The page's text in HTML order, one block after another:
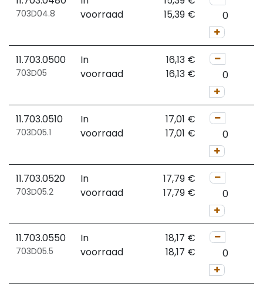
703D04.8
voorraad
15,39 €
11.703.0500
703D05
In
voorraad
16,13 €
16,13 €
11.703.0510
703D05.1
In
voorraad
17,01 €
17,01 €
11.703.0520
703D05.2
In
voorraad
17,79 €
17,79 €
11.703.0550
703D05.5
In
voorraad
18,17 €
18,17 €